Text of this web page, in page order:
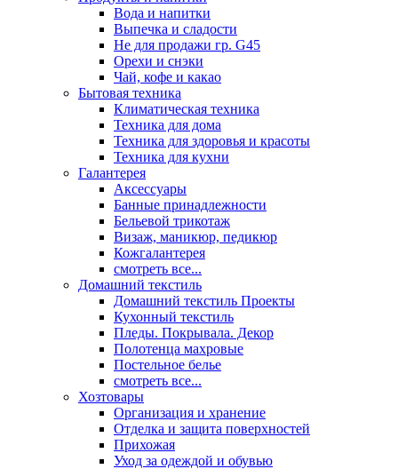
Вода и напитки
Выпечка и сладости
Не для продажи гр. G45
Орехи и снэки
Чай, кофе и какао
Бытовая техника
Климатическая техника
Техника для дома
Техника для здоровья и красоты
Техника для кухни
Галантерея
Аксессуары
Банные принадлежности
Бельевой трикотаж
Визаж, маникюр, педикюр
Кожгалантерея
смотреть все...
Домашний текстиль
Домашний текстиль Проекты
Кухонный текстиль
Пледы. Покрывала. Декор
Полотенца махровые
Постельное белье
смотреть все...
Хозтовары
Организация и хранение
Отделка и защита поверхностей
Прихожая
Уход за одеждой и обувью